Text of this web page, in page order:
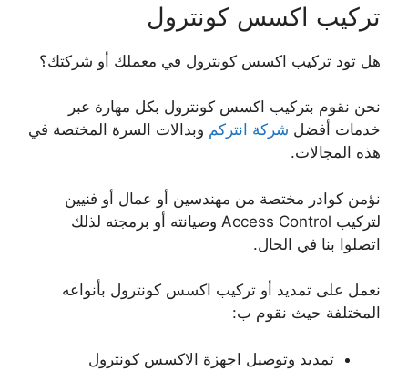
تركيب اكسس كونترول
هل تود تركيب اكسس كونترول في معملك أو شركتك؟
نحن نقوم بتركيب اكسس كونترول بكل مهارة عبر
خدمات أفضل شركة انتركم وبدالات السرة المختصة في
هذه المجالات.
نؤمن كوادر مختصة من مهندسين أو عمال أو فنيين
لتركيب Access Control وصيانته أو برمجته لذلك
اتصلوا بنا في الحال.
نعمل على تمديد أو تركيب اكسس كونترول بأنواعه
المختلفة حيث نقوم ب:
تمديد وتوصيل اجهزة الاكسس كونترول